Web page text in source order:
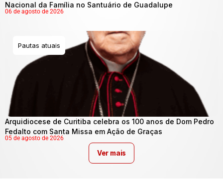
Nacional da Família no Santuário de Guadalupe
06 de agosto de 2026
Pautas atuais
Arquidiocese de Curitiba celebra os 100 anos de Dom Pedro
Fedalto com Santa Missa em Ação de Graças
05 de agosto de 2026
Ver mais